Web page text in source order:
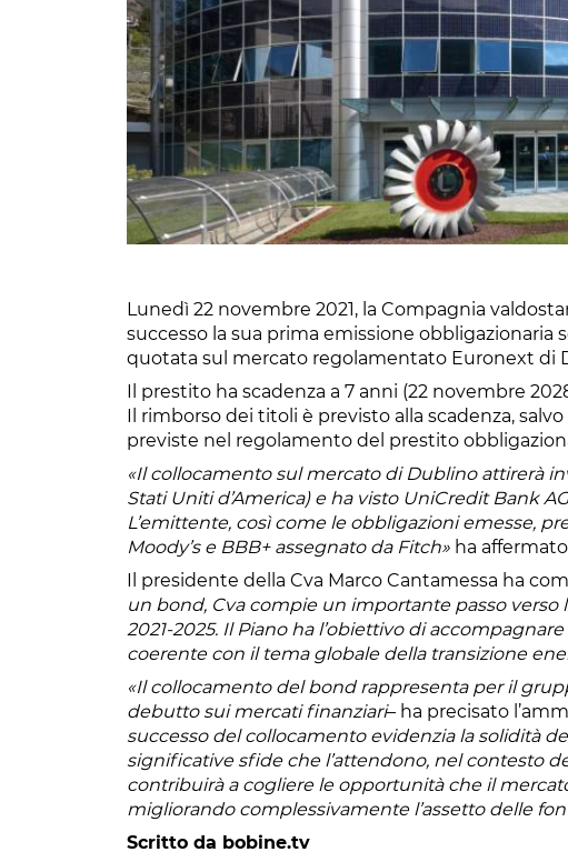
Lunedì 22 novembre 2021, la Compagnia
successo la sua prima emissione obbligazionaria
quotata sul mercato regolamentato Euronext di
Il prestito ha scadenza a 7 anni (22 novembre
Il rimborso dei titoli è previsto alla scadenza,
previste nel regolamento del prestito
«Il collocamento sul mercato di Dublino attirerà
Stati Uniti d’America) e ha visto UniCredit Bank
L’emittente, così come le obbligazioni emesse,
Moody’s e BBB+ assegnato da Fitch» ha
Il presidente della Cva Marco Cantamessa ha
un bond, Cva compie un importante passo verso
2021-2025. Il Piano ha l’obiettivo di
coerente con il tema globale della transizione
«Il collocamento del bond rappresenta per il
debutto sui mercati finanziari– ha precisato
successo del collocamento evidenzia la solidità
significative sfide che l’attendono, nel contesto
contribuirà a cogliere le opportunità che il
migliorando complessivamente l’assetto delle
Scritto da bobine.tv